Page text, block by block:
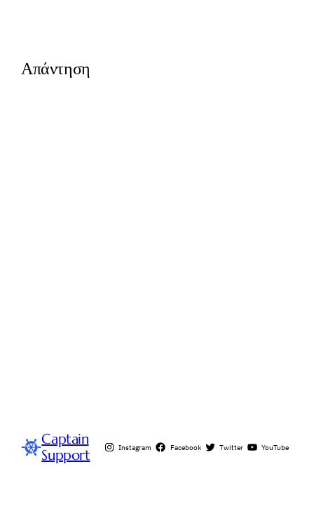
Απάντηση
Captain
Support
Instagram Facebook Twitter YouTube